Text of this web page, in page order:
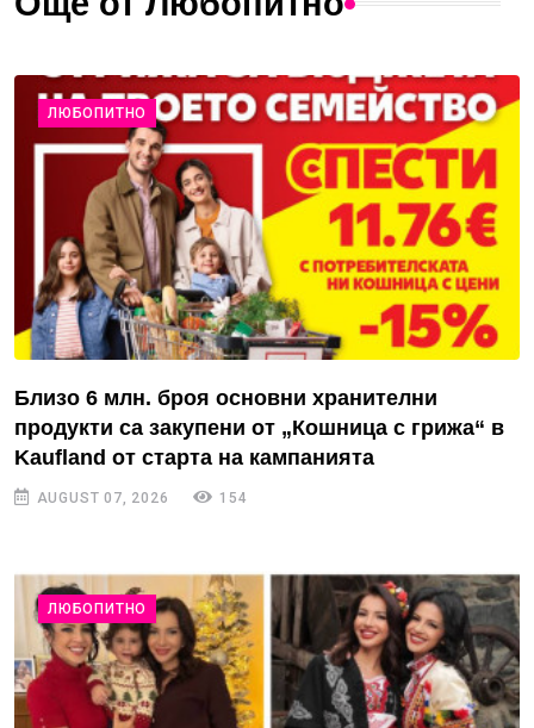
ЛЮБОПИТНО
Близо 6 млн. броя основни хранителни
продукти са закупени от „Кошница с грижа“ в
Kaufland от старта на кампанията
AUGUST 07, 2026 154
ЛЮБОПИТНО